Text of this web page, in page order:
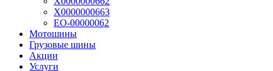
Х0000000663
ЕО-00000062
Мотошины
Грузовые шины
Акции
Услуги